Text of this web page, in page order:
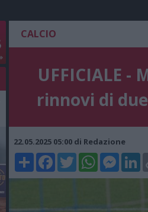
CALCIO
UFFICIALE -
rinnovi di
22.05.2025 05:00 di Redazione
ShareFacebookTwitterWhatsAppMessenger